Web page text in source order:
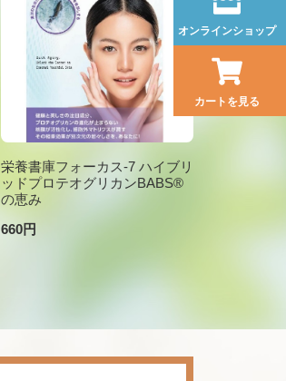
オンラインショップ
カートを見る
栄養書庫フォーカス-7 ハイブリ
ッドプロテオグリカンBABS®
の恵み
660円